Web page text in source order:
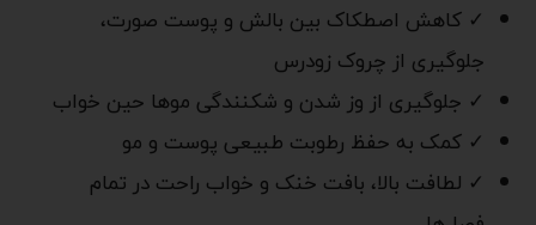
✓ کاهش اصطکاک بین بالش و پوست صورت،
جلوگیری از چروک زودرس
✓ جلوگیری از وز شدن و شکنندگی موها حین خواب
✓ کمک به حفظ رطوبت طبیعی پوست و مو
✓ لطافت بالا، بافت خنک و خواب راحت در تمام